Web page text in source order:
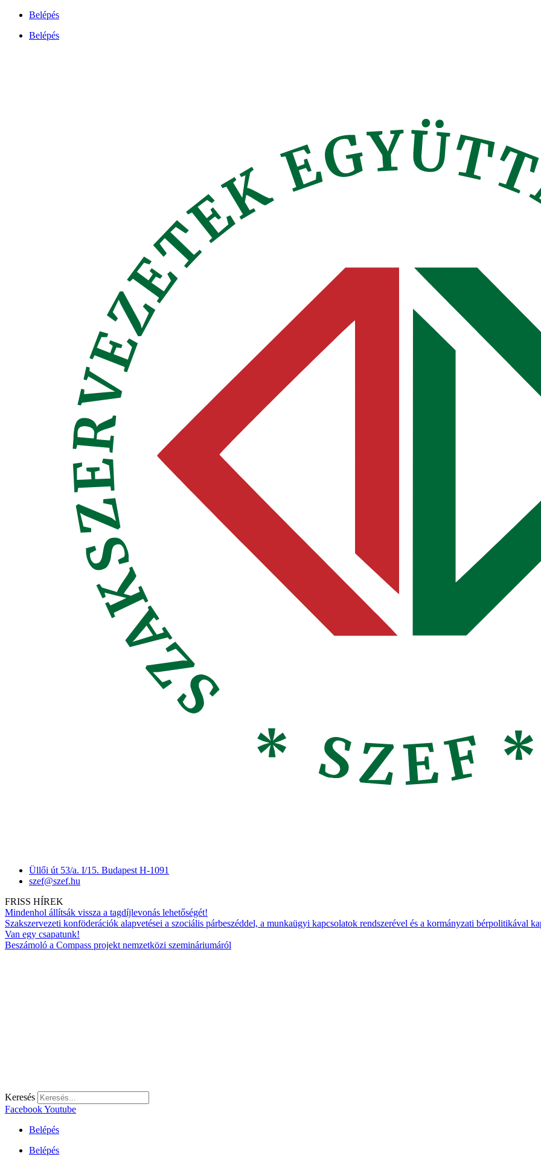
Ugrás
tartalomhoz
Belépés
Belépés
Üllői út 53/a. I/15. Budapest H-1091
szef@szef.hu
FRISS HÍREK
Mindenhol állítsák vissza a tagdíjlevonás lehetőségét!
Szakszervezeti konföderációk alapvetései a szociális párbeszéddel, a munkaügyi kapcsolatok rendszerével és a kormányzati bérpolitikával
Van egy csapatunk!
Beszámoló a Compass projekt nemzetközi szemináriumáról
Keresés
FacebookYoutube
Belépés
Belépés